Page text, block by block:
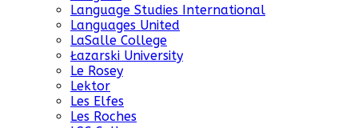
Language Studies International
Languages United
LaSalle College
Łazarski University
Le Rosey
Lektor
Les Elfes
Les Roches